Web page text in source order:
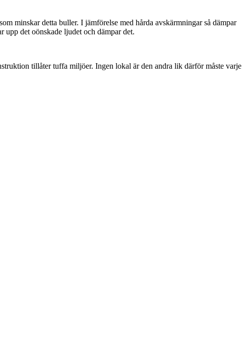
minskar detta buller. I jämförelse med hårda avskärmningar så dämpar
det oönskade ljudet och dämpar det.​
tillåter tuffa miljöer. Ingen lokal är den andra lik därför måste varje